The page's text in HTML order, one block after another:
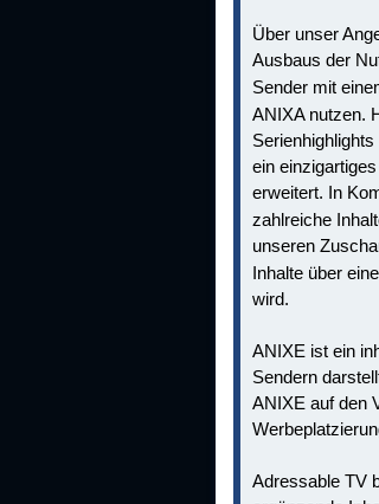
Über unser
Ausbaus der
Sender mit
ANIXA nutzen.
ein
erweitert. In
zahlreiche
unseren
Inhalte über
wird.
ANIXE ist ein
Sendern
ANIXE auf den
Adressable TV